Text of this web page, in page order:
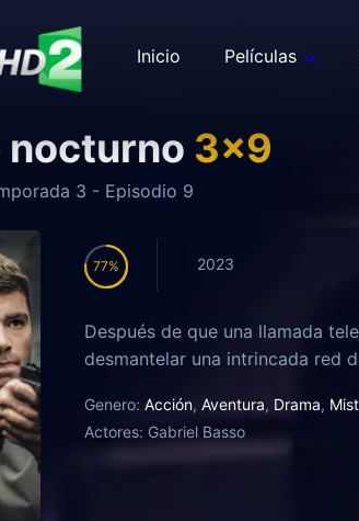
Inicio Películas
nocturno 3x9
3 - Episodio 9
77 2023
Después de que una llamada
desmantelar una intrincada red
Genero: Acción, Aventura, Drama,
Actores: Gabriel Basso